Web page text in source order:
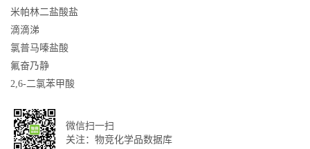
米帕林二盐酸盐
滴滴涕
氯普马嗪盐酸
氟奋乃静
2,6-二氯苯甲酸
微信扫一扫
关注：物竞化学品数据库